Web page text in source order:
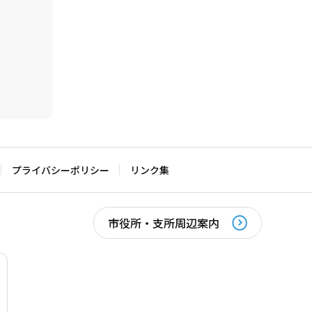
プライバシーポリシー リンク集
市役所・支所周辺案内